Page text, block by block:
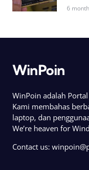
6
WinPoin
WinPoin adalah
Kami membahas
laptop, dan
We’re heaven for
Contact us: